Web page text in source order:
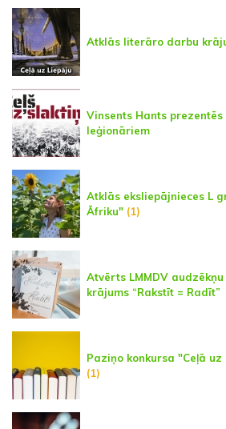
Atklās literāro darbu
Vinsents Hants
leģionāriem
Atklās eksliepājnieces L
Āfriku" (1)
Atvērts LMMDV
krājums “Rakstīt = Radīt”
Paziņo konkursa "Ceļā
(1)